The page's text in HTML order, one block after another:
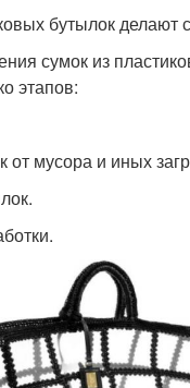
бутылок делают
сумок из
этапов:
от мусора и иных